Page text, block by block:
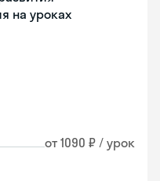
на уроках
от 1090 ₽ / урок